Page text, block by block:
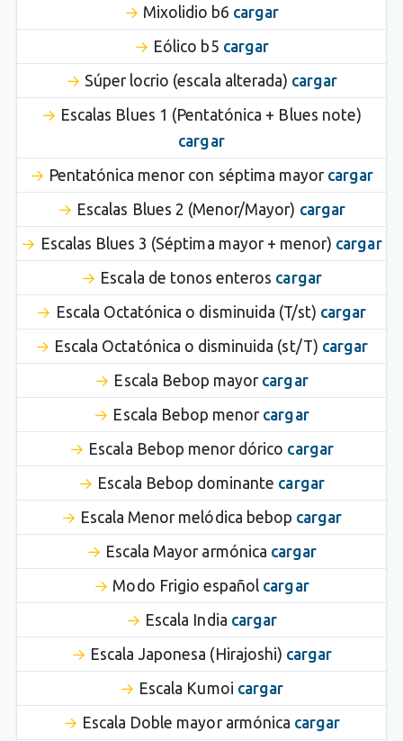
Mixolidio b6 cargar
Eólico b5 cargar
Súper locrio (escala alterada) cargar
Escalas Blues 1 (Pentatónica + Blues note)
cargar
Pentatónica menor con séptima mayor cargar
Escalas Blues 2 (Menor/Mayor) cargar
Escalas Blues 3 (Séptima mayor + menor) cargar
Escala de tonos enteros cargar
Escala Octatónica o disminuida (T/st) cargar
Escala Octatónica o disminuida (st/T) cargar
Escala Bebop mayor cargar
Escala Bebop menor cargar
Escala Bebop menor dórico cargar
Escala Bebop dominante cargar
Escala Menor melódica bebop cargar
Escala Mayor armónica cargar
Modo Frigio español cargar
Escala India cargar
Escala Japonesa (Hirajoshi) cargar
Escala Kumoi cargar
Escala Doble mayor armónica cargar